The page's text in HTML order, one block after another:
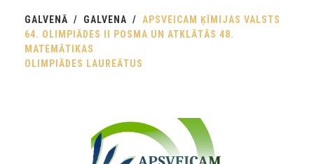
GALVENĀ GALVENA
APSVEICAM ĶĪMIJAS VALSTS
64. OLIMPIĀDES II POSMA UN ATKLĀTĀS 48.
MATEMĀTIKAS
OLIMPIĀDES LAUREĀTUS